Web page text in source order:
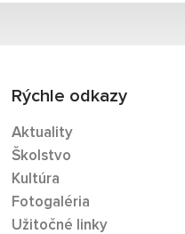
Rýchle odkazy
Aktuality
Školstvo
Kultúra
Fotogaléria
Užitočné linky